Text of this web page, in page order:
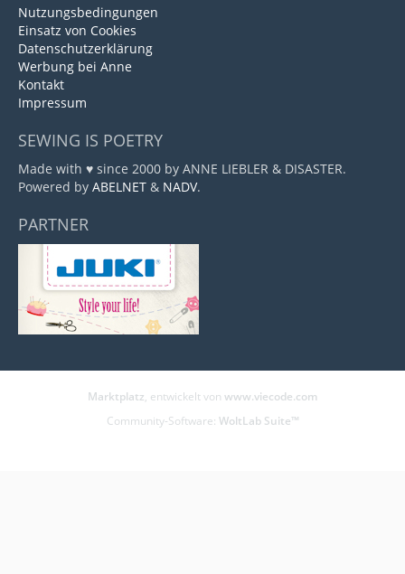
Nutzungsbedingungen
Einsatz von Cookies
Datenschutzerklärung
Werbung bei Anne
Kontakt
Impressum
SEWING IS POETRY
Made with ♥ since 2000 by ANNE LIEBLER & DISASTER.
Powered by ABELNET & NADV.
PARTNER
Marktplatz, entwickelt von www.viecode.com
Community-Software: WoltLab Suite™